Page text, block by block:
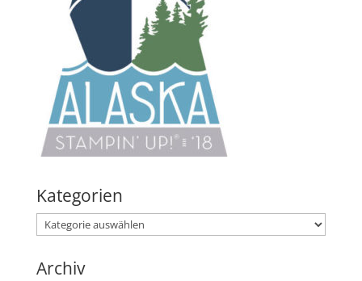
Kategorien
Kategorien
Archiv